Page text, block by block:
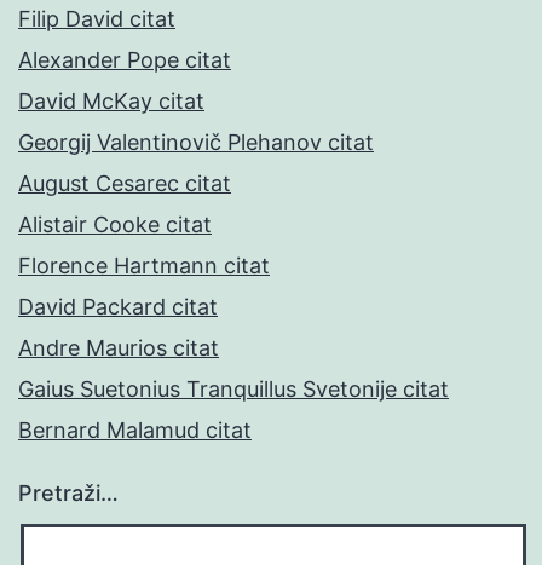
Filip David citat
Alexander Pope citat
David McKay citat
Georgij Valentinovič Plehanov citat
August Cesarec citat
Alistair Cooke citat
Florence Hartmann citat
David Packard citat
Andre Maurios citat
Gaius Suetonius Tranquillus Svetonije citat
Bernard Malamud citat
Pretraži…